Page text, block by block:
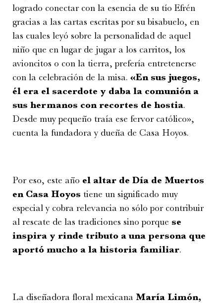
logrado conectar con la esencia de su tío Efrén
gracias a las cartas escritas por su bisabuelo, en
las cuales leyó sobre la personalidad de aquel
niño que en lugar de jugar a los carritos, los
avioncitos o con la tierra, prefería entretenerse
con la celebración de la misa. «En sus juegos,
él era el sacerdote y daba la comunión a
sus hermanos con recortes de hostia.
Desde muy pequeño traía ese fervor católico»,
cuenta la fundadora y dueña de Casa Hoyos.
Por eso, este año el altar de Día de Muertos
en Casa Hoyos tiene un significado muy
especial y cobra relevancia no sólo por contribuir
al rescate de las tradiciones sino porque se
inspira y rinde tributo a una persona que
aportó mucho a la historia familiar.
La diseñadora floral mexicana María Limón,